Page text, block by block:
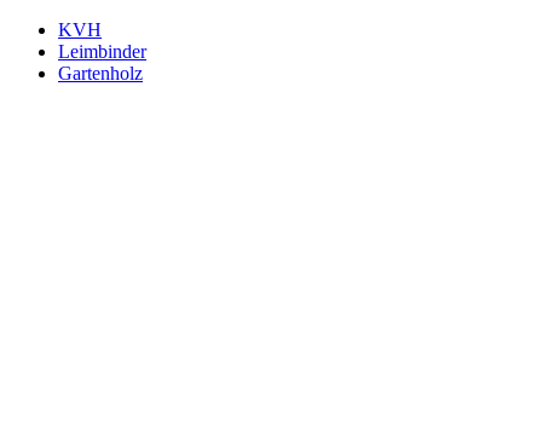
KVH
Leimbinder
Gartenholz